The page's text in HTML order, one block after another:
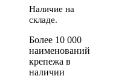
Наличие на
складе.
Более 10 000
наименований
крепежа в
наличии